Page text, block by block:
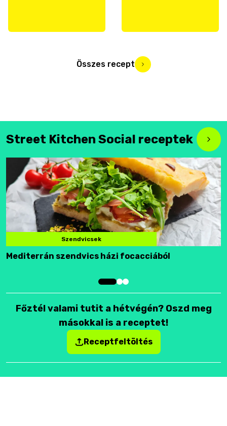
Összes recept
Street Kitchen Social receptek
Szendvicsek
Mediterrán szendvics házi focacciából
Főztél valami tutit a hétvégén? Oszd meg
másokkal is a receptet!
Receptfeltöltés